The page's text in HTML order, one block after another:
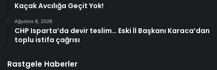
Kaçak Avcılığa Geçit Yok!
Ağustos 8, 2026
CHP Isparta’da devir teslim… Eski İl Başkanı Karaca’dan
toplu istifa çağrısı
Rastgele Haberler